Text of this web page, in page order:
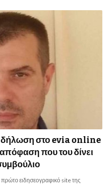
δήλωση στο evia online
που του δίνει
ειδησεογραφικό site της